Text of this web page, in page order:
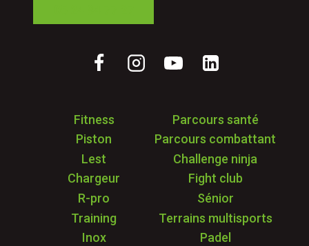
Fitness
Parcours santé
Piston
Parcours combattant
Lest
Challenge ninja
Chargeur
Fight club
R-pro
Sénior
Training
Terrains multisports
Inox
Padel